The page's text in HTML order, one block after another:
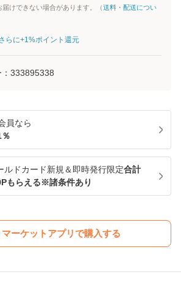
けできない場合があります。（送料・配送につい
らに+1%ポイント還元
333895338
員なら
％
ルドカード新規＆即時発行限定合計
もらえる※諸条件あり
ーケットアプリで購入する